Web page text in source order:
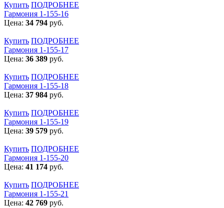
Купить ПОДРОБНЕЕ
Гармония 1-155-16
Цена: 34 794 руб.
Купить ПОДРОБНЕЕ
Гармония 1-155-17
Цена: 36 389 руб.
Купить ПОДРОБНЕЕ
Гармония 1-155-18
Цена: 37 984 руб.
Купить ПОДРОБНЕЕ
Гармония 1-155-19
Цена: 39 579 руб.
Купить ПОДРОБНЕЕ
Гармония 1-155-20
Цена: 41 174 руб.
Купить ПОДРОБНЕЕ
Гармония 1-155-21
Цена: 42 769 руб.